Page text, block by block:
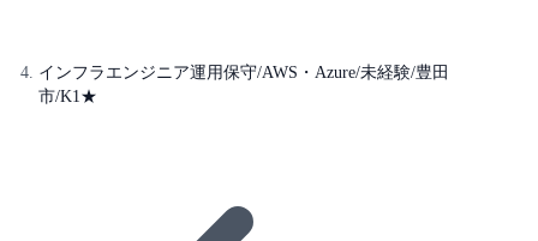
インフラエンジニア運用保守/AWS・Azure/未経験/豊田
市/K1★